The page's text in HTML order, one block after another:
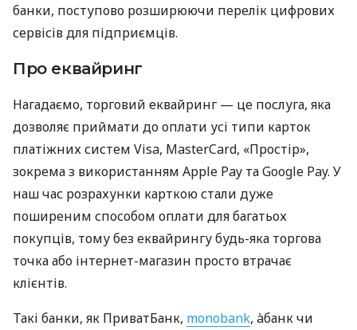
банки, поступово розширюючи перелік цифрових
сервісів для підприємців.
Про еквайринг
Нагадаємо, торговий еквайринг — це послуга, яка
дозволяє приймати до оплати усі типи карток
платіжних систем Visa, MasterCard, «Простір»,
зокрема з використанням Apple Pay та Google Pay. У
наш час розрахунки карткою стали дуже
поширеним способом оплати для багатьох
покупців, тому без еквайрингу будь-яка торгова
точка або інтернет-магазин просто втрачає
клієнтів.
Такі банки, як ПриватБанк, monobank, àбанк чи